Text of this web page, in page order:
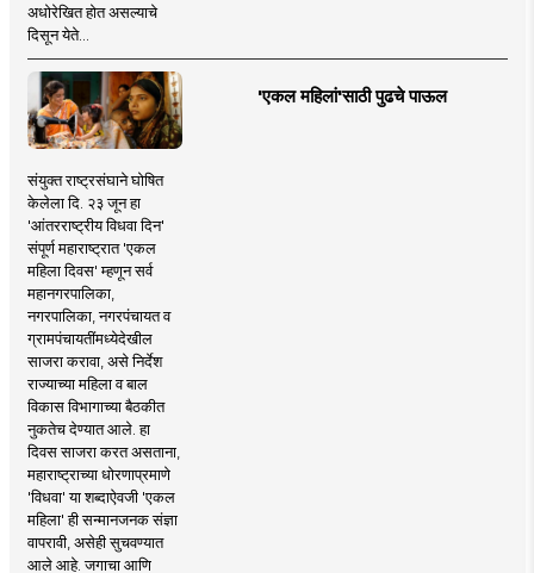
अधोरेखित होत असल्याचे
दिसून येते...
'एकल महिलां'साठी पुढचे पाऊल
संयुक्त राष्ट्रसंघाने घोषित
केलेला दि. २३ जून हा
'आंतरराष्ट्रीय विधवा दिन'
संपूर्ण महाराष्ट्रात 'एकल
महिला दिवस' म्हणून सर्व
महानगरपालिका,
नगरपालिका, नगरपंचायत व
ग्रामपंचायतींमध्येदेखील
साजरा करावा, असे निर्देश
राज्याच्या महिला व बाल
विकास विभागाच्या बैठकीत
नुकतेच देण्यात आले. हा
दिवस साजरा करत असताना,
महाराष्ट्राच्या धोरणाप्रमाणे
'विधवा' या शब्दाऐवजी 'एकल
महिला' ही सन्मानजनक संज्ञा
वापरावी, असेही सुचवण्यात
आले आहे. जगाचा आणि